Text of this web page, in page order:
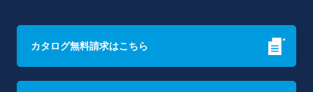
カタログ無料請求はこちら